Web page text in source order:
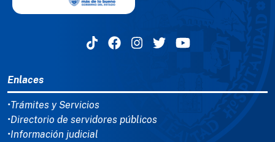
Enlaces
•Trámites y Servicios
•Directorio de servidores públicos
•Información judicial